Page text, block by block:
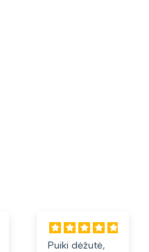
Puiki dėžutė,